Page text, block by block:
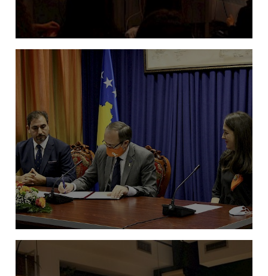
gjinore apo barazi ekonomike?
NGACMIMIT SEKSUAL NË ORGANET E
ADMINISTRATËS PUBLIKE NË REPUBLIKËN E
KOSOVËS